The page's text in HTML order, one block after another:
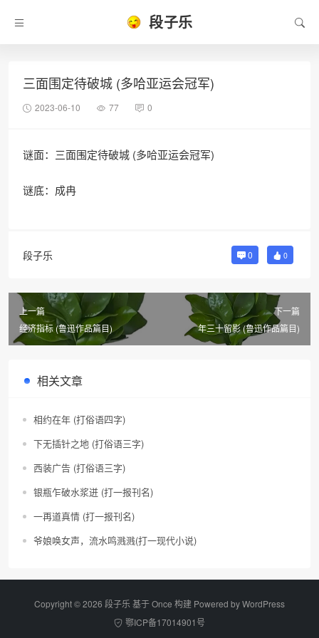
段子乐
三面围定待破城 (多哈亚运会冠军)
2023-06-10 77 0
谜面：三面围定待破城 (多哈亚运会冠军)
谜底：成冉
段子乐 0 0
上一篇
经济指标 (鲁迅作品篇目)
下一篇
年三十留影 (鲁迅作品篇目)
相关文章
相约在年 (打俗语四字)
下无插针之地 (打俗语三字)
西装广告 (打俗语三字)
银瓶乍破水浆迸 (打一报刊名)
一再道真情 (打一报刊名)
爷娘唤女声，流水鸣溅溅(打一现代小说)
Copyright © 2026 段子乐 基于 Once 构建 Powered byWordPress
鄂ICP备17014901号